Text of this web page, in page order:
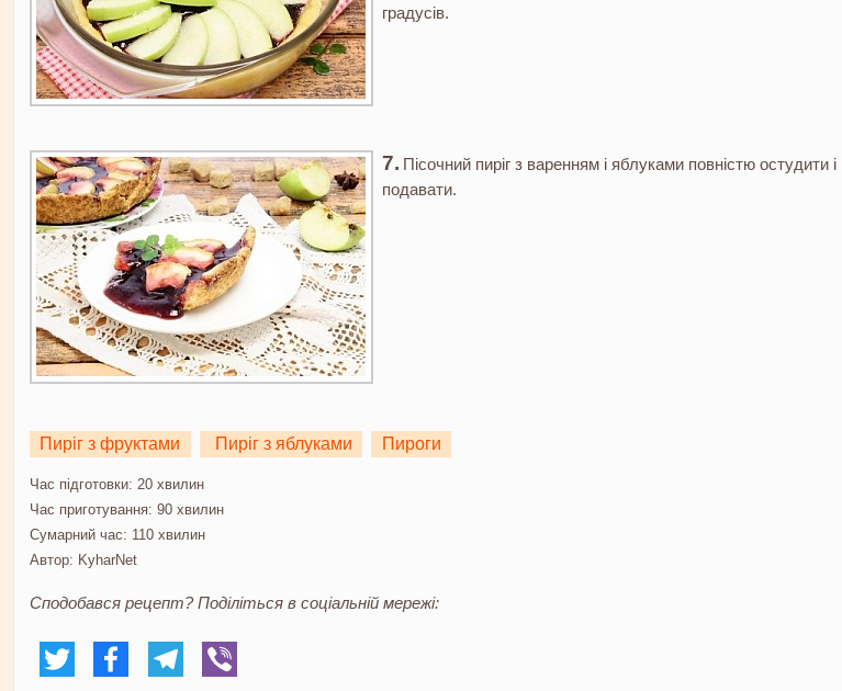
градусів.
Пісочний пиріг з варенням і яблуками повністю остудити і
подавати.
Пиріг з фруктами Пиріг з яблуками Пироги
Час підготовки: 20 хвилин
Час приготування: 90 хвилин
Сумарний час: 110 хвилин
Автор: KyharNet
Сподобався рецепт? Поділіться в соціальній мережі: